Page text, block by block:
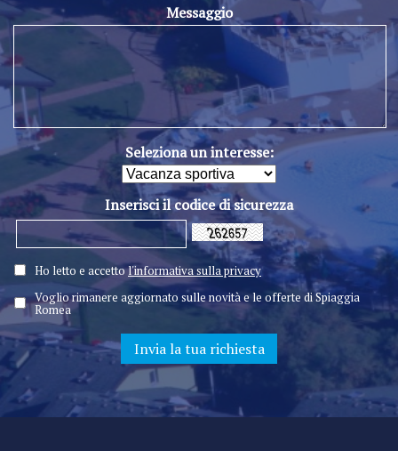
Messaggio
Seleziona un interesse:
Inserisci il codice di sicurezza
Ho letto e accettol'informativa sulla privacy
Voglio rimanere aggiornato sulle novità e le offerte di Spiaggia
Romea